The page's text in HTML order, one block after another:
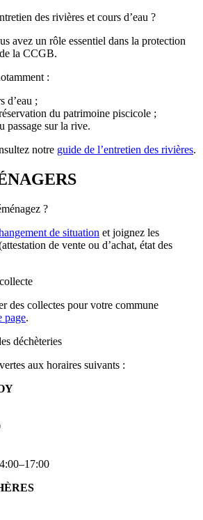
des rivières et cours d’eau ?
avez un rôle essentiel dans la protection
la CCGB.
:
d’eau ;
du patrimoine piscicole ;
passage sur la rive.
notre guide de l’entretien des rivières.
?
de situation et joignez les
de vente ou d’achat, état des
des collectes pour votre commune
page.
déchèteries
aux horaires suivants :